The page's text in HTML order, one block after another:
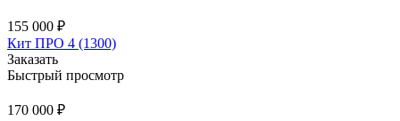
155 000 ₽
Кит ПРО 4 (1300)
Заказать
Быстрый просмотр
170 000 ₽